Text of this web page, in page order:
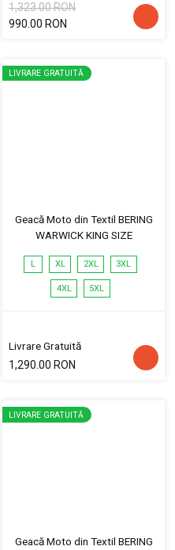
1,323.00 RON
990.00 RON
LIVRARE GRATUITĂ
Geacă Moto din Textil BERING
WARWICK KING SIZE
L XL 2XL 3XL
4XL 5XL
Livrare Gratuită
1,290.00 RON
LIVRARE GRATUITĂ
Geacă Moto din Textil BERING